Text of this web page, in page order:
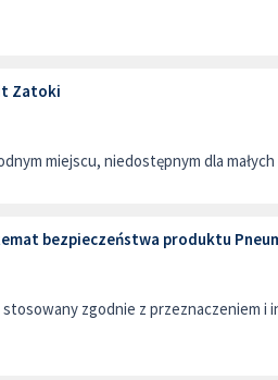
Zatoki
miejscu, niedostępnym dla małych
bezpieczeństwa produktu
zgodnie z przeznaczeniem i